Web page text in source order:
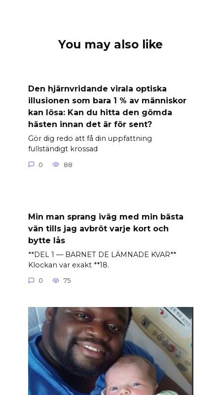
You may also like
Den hjärnvridande virala optiska
illusionen som bara 1 % av människor
kan lösa: Kan du hitta den gömda
hästen innan det är för sent?
Gör dig redo att få din uppfattning
fullständigt krossad
0 88
Min man sprang iväg med min bästa
vän tills jag avbröt varje kort och
bytte lås
**DEL 1 — BARNET DE LÄMNADE KVAR**
Klockan var exakt **18.
0 75